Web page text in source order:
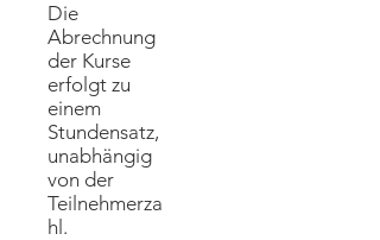
Die
Abrechnung
der Kurse
erfolgt zu
einem
Stundensatz,
unabhängig
von der
Teilnehmerza
hl.